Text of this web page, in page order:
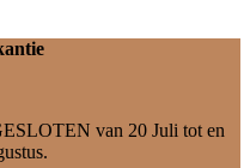
van 20 Juli tot en